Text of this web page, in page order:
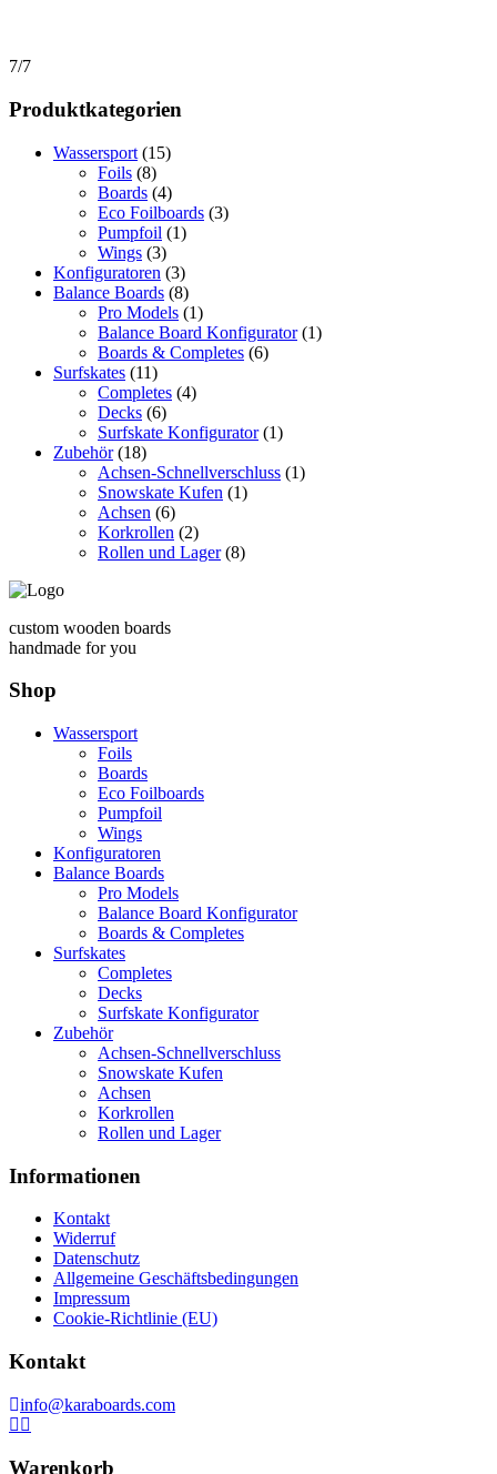
7/7
Produktkategorien
Wassersport (15)
Foils (8)
Boards (4)
Eco Foilboards (3)
Pumpfoil (1)
Wings (3)
Konfiguratoren (3)
Balance Boards (8)
Pro Models (1)
Balance Board Konfigurator (1)
Boards & Completes (6)
Surfskates (11)
Completes (4)
Decks (6)
Surfskate Konfigurator (1)
Zubehör (18)
Achsen-Schnellverschluss (1)
Snowskate Kufen (1)
Achsen (6)
Korkrollen (2)
Rollen und Lager (8)
custom wooden boards
handmade for you
Shop
Wassersport
Foils
Boards
Eco Foilboards
Pumpfoil
Wings
Konfiguratoren
Balance Boards
Pro Models
Balance Board Konfigurator
Boards & Completes
Surfskates
Completes
Decks
Surfskate Konfigurator
Zubehör
Achsen-Schnellverschluss
Snowskate Kufen
Achsen
Korkrollen
Rollen und Lager
Informationen
Kontakt
Widerruf
Datenschutz
Allgemeine Geschäftsbedingungen
Impressum
Cookie-Richtlinie (EU)
Kontakt
info@karaboards.com
Warenkorb